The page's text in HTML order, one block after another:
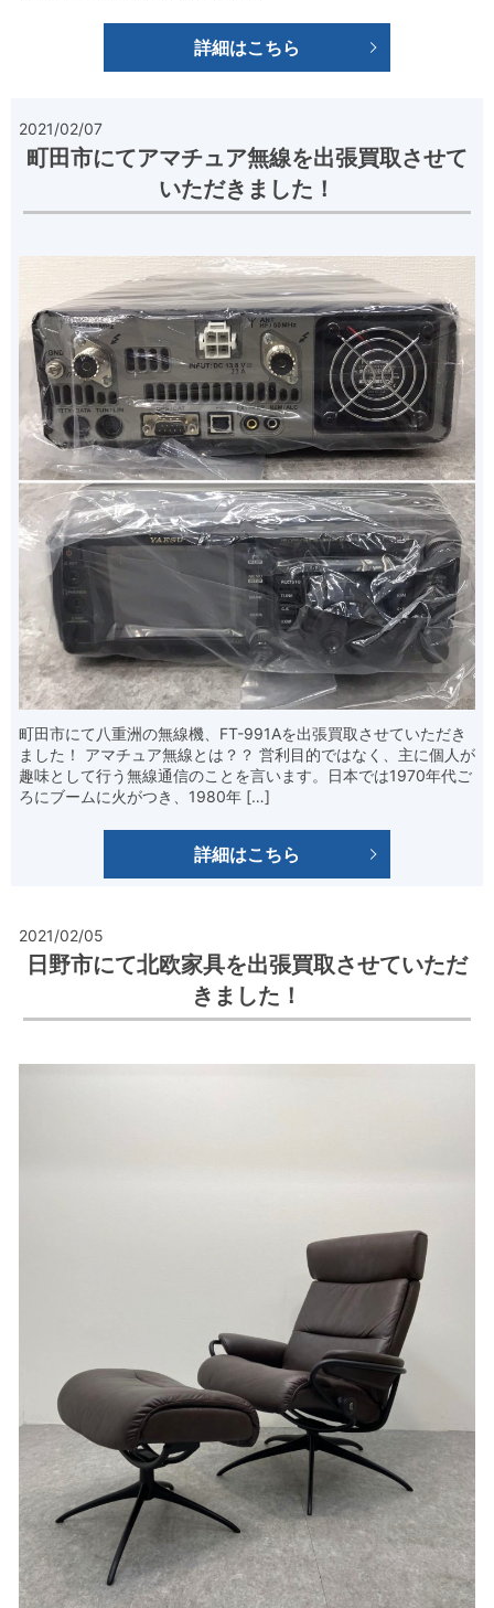
詳細はこちら
2021/02/07
町田市にてアマチュア無線を出張買取させて
いただきました！
町田市にて八重洲の無線機、FT-991Aを出張買取させていただき
ました！ アマチュア無線とは？？ 営利目的ではなく、主に個人が
趣味として行う無線通信のことを言います。日本では1970年代ご
ろにブームに火がつき、1980年 […]
詳細はこちら
2021/02/05
日野市にて北欧家具を出張買取させていただ
きました！